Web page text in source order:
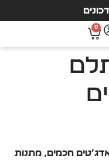
0
חכמים, מתנות